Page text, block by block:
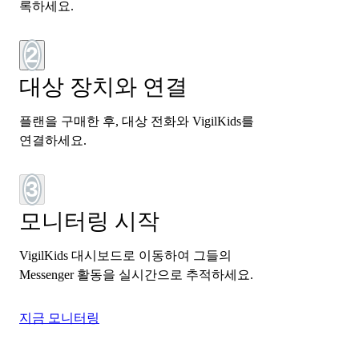
록하세요.
2
대상 장치와 연결
플랜을 구매한 후, 대상 전화와 VigilKids를
연결하세요.
3
모니터링 시작
VigilKids 대시보드로 이동하여 그들의
Messenger 활동을 실시간으로 추적하세요.
지금 모니터링